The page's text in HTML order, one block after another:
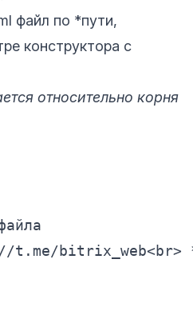
файл по *пути,
конструктора с
относительно корня
t.me/